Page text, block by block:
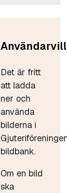
Det är fritt
att ladda
ner och
använda
bilderna i
bildbank.
Om en bild
ska